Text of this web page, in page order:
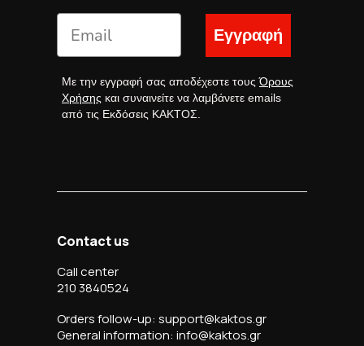
Εγγραφή
Με την εγγραφή σας αποδέχεστε τουςΌρους
Χρήσης και συναινείτε να λαμβάνετε emails
από τις Εκδόσεις ΚΑΚΤΟΣ.
Contact us
Call center
210 3840524
Orders follow-up: support@kaktos.gr
General information: info@kaktos.gr